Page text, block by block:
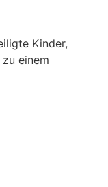
Kinder,
einem